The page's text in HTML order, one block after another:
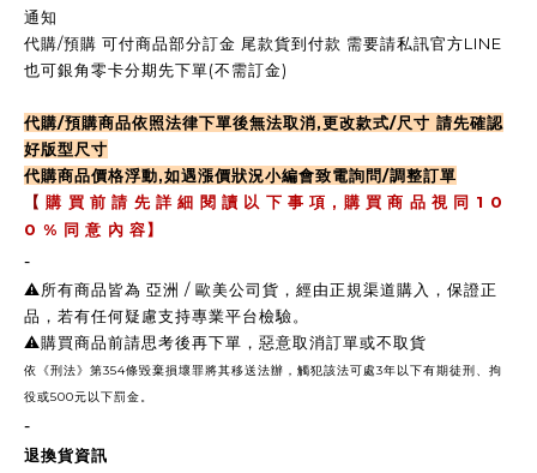
通知
代購/預購 可付商品部分訂金 尾款貨到付款 需要請私訊官方LINE
也可銀角零卡分期先下單(不需訂金)
代購/預購商品依照法律下單後無法取消,更改款式/尺寸 請先確認
好版型尺寸
代購商品價格浮動,如遇漲價狀況小編會致電詢問/調整訂單
【 購 買 前 請 先 詳 細 閱 讀 以 下 事 項 , 購 買 商 品 視 同 1 0
0 % 同 意 內 容】
-
⚠️所有商品皆為 亞洲 / 歐美公司貨，經由正規渠道購入，保證正
品，若有任何疑慮支持專業平台檢驗。
⚠️購買商品前請思考後再下單，惡意取消訂單或不取貨
依《刑法》第354條毀棄損壞罪將其移送法辦，觸犯該法可處3年以下有期徒刑、拘
役或500元以下罰金。
-
退換貨資訊